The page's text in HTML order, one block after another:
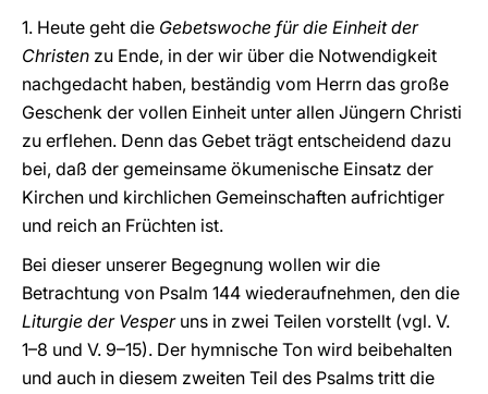
1. Heute geht die Gebetswoche für die Einheit der
Christen zu Ende, in der wir über die Notwendigkeit
nachgedacht haben, beständig vom Herrn das große
Geschenk der vollen Einheit unter allen Jüngern Christi
zu erflehen. Denn das Gebet trägt entscheidend dazu
bei, daß der gemeinsame ökumenische Einsatz der
Kirchen und kirchlichen Gemeinschaften aufrichtiger
und reich an Früchten ist.
Bei dieser unserer Begegnung wollen wir die
Betrachtung von Psalm 144 wiederaufnehmen, den die
Liturgie der Vesperuns in zwei Teilen vorstellt (vgl. V.
1–8 und V. 9–15). Der hymnische Ton wird beibehalten
und auch in diesem zweiten Teil des Psalms tritt die